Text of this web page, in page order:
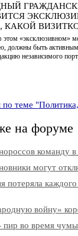
КАКОЙ
этом «эксклюзивном»
должны быть
независимого
теме
на форуме
команду
могут
потеряла каждого
войну»
пир во время